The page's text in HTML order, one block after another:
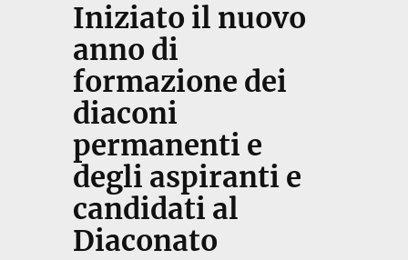
Iniziato il nuovo
anno di
formazione dei
diaconi
permanenti e
degli aspiranti e
candidati al
Diaconato